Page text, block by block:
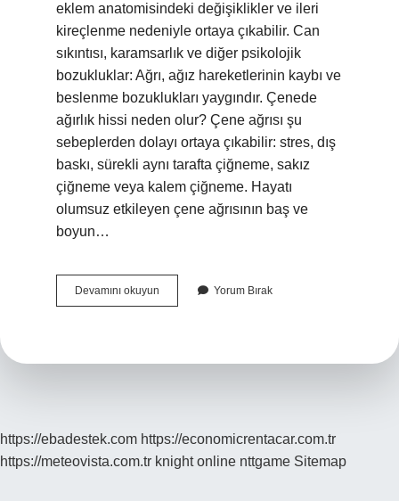
eklem anatomisindeki değişiklikler ve ileri
kireçlenme nedeniyle ortaya çıkabilir. Can
sıkıntısı, karamsarlık ve diğer psikolojik
bozukluklar: Ağrı, ağız hareketlerinin kaybı ve
beslenme bozuklukları yaygındır. Çenede
ağırlık hissi neden olur? Çene ağrısı şu
sebeplerden dolayı ortaya çıkabilir: stres, dış
baskı, sürekli aynı tarafta çiğneme, sakız
çiğneme veya kalem çiğneme. Hayatı
olumsuz etkileyen çene ağrısının baş ve
boyun…
Devamını okuyun Çiğneme
Zorluğu
Yorum Bırak
https://ebadestek.com https://economicrentacar.com.tr
https://meteovista.com.tr knight online nttgame Sitemap